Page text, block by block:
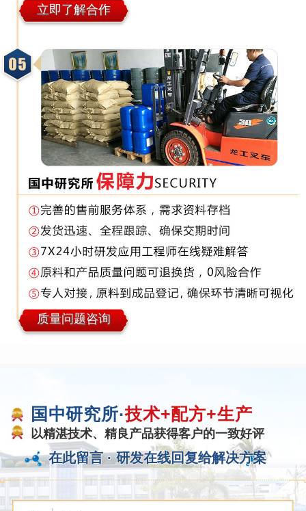
立即了解合作
质量问题咨询
国中研究所·技术+配方+生产
以精湛技术、精良产品获得客户的一致好评
在此留言 · 研发在线回复给解决方案